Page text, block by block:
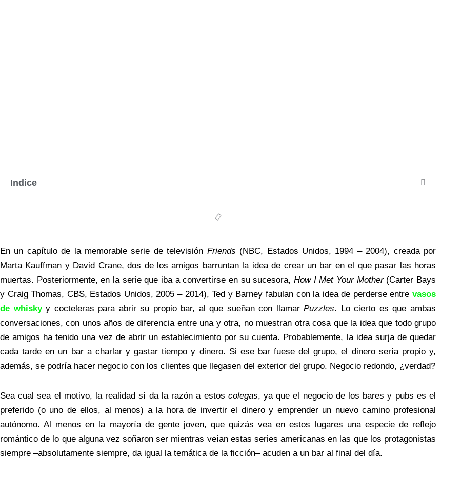
Indice
En un capítulo de la memorable serie de televisión Friends (NBC, Estados Unidos, 1994 – 2004), creada por
Marta Kauffman y David Crane, dos de los amigos barruntan la idea de crear un bar en el que pasar las horas
muertas. Posteriormente, en la serie que iba a convertirse en su sucesora, How I Met Your Mother(Carter Bays
y Craig Thomas, CBS, Estados Unidos, 2005 – 2014), Ted y Barney fabulan con la idea de perderse entre vasos
de whisky y cocteleras para abrir su propio bar, al que sueñan con llamarPuzzles. Lo cierto es que ambas
conversaciones, con unos años de diferencia entre una y otra, no muestran otra cosa que la idea que todo grupo
de amigos ha tenido una vez de abrir un establecimiento por su cuenta. Probablemente, la idea surja de quedar
cada tarde en un bar a charlar y gastar tiempo y dinero. Si ese bar fuese del grupo, el dinero sería propio y,
además, se podría hacer negocio con los clientes que llegasen del exterior del grupo. Negocio redondo, ¿verdad?
Sea cual sea el motivo, la realidad sí da la razón a estos colegas, ya que el negocio de los bares y pubs es el
preferido (o uno de ellos, al menos) a la hora de invertir el dinero y emprender un nuevo camino profesional
autónomo. Al menos en la mayoría de gente joven, que quizás vea en estos lugares una especie de reflejo
romántico de lo que alguna vez soñaron ser mientras veían estas series americanas en las que los protagonistas
siempre –absolutamente siempre, da igual la temática de la ficción– acuden a un bar al final del día.